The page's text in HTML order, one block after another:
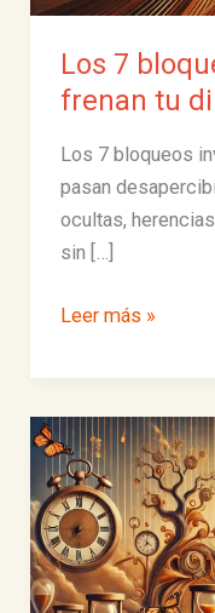
Los 7
frenan tu
Los 7 bloqueos
pasan
ocultas,
sin […]
Los
bloqueos
Invisibles
que
frenan
tu
dinero
Leer más »